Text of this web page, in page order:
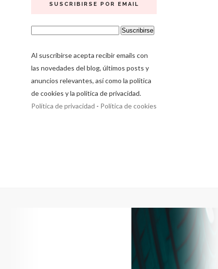
SUSCRIBIRSE POR EMAIL
Al suscribirse acepta recibir emails con
las novedades del blog, últimos posts y
anuncios relevantes, así como la política
de cookies y la política de privacidad.
Política de privacidad - Política de cookies